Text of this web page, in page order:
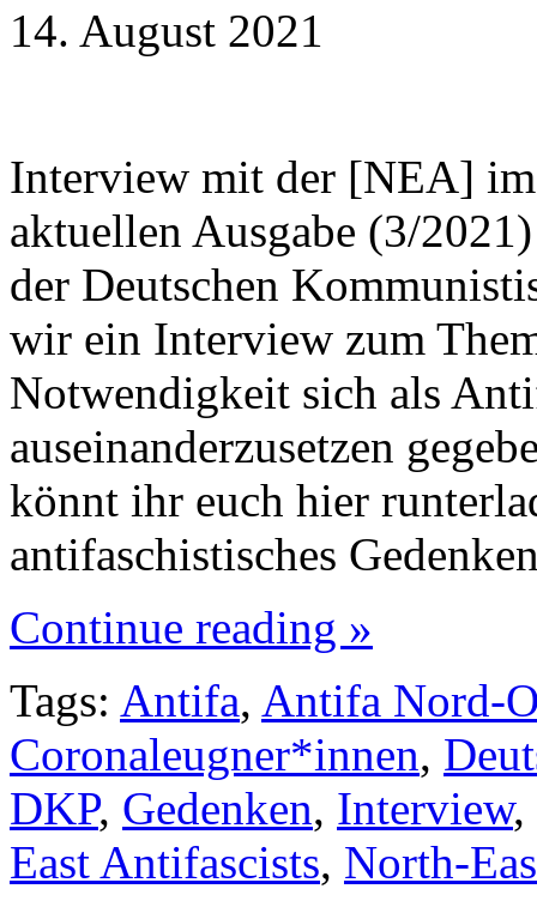
14. August 2021
Interview mit der [NEA]
aktuellen Ausgabe (3/
der Deutschen
wir ein Interview zum
Notwendigkeit sich als
auseinanderzusetzen
könnt ihr euch hier
antifaschistisches
Continue reading »
Tags: Antifa, Antifa Nord-
Coronaleugner*innen,
DKP, Gedenken, Interview,
East Antifascists, North-